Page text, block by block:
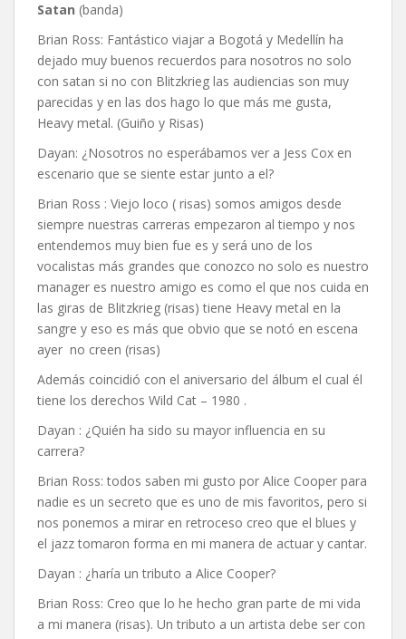
Satan (banda)
Brian Ross: Fantástico viajar a Bogotá y Medellín ha
dejado muy buenos recuerdos para nosotros no solo
con satan si no con Blitzkrieg las audiencias son muy
parecidas y en las dos hago lo que más me gusta,
Heavy metal. (Guiño y Risas)
Dayan: ¿Nosotros no esperábamos ver a Jess Cox en
escenario que se siente estar junto a el?
Brian Ross : Viejo loco ( risas) somos amigos desde
siempre nuestras carreras empezaron al tiempo y nos
entendemos muy bien fue es y será uno de los
vocalistas más grandes que conozco no solo es nuestro
manager es nuestro amigo es como el que nos cuida en
las giras de Blitzkrieg (risas) tiene Heavy metal en la
sangre y eso es más que obvio que se notó en escena
ayer no creen (risas)
Además coincidió con el aniversario del álbum el cual él
tiene los derechos Wild Cat – 1980 .
Dayan : ¿Quién ha sido su mayor influencia en su
carrera?
Brian Ross: todos saben mi gusto por Alice Cooper para
nadie es un secreto que es uno de mis favoritos, pero si
nos ponemos a mirar en retroceso creo que el blues y
el jazz tomaron forma en mi manera de actuar y cantar.
Dayan : ¿haría un tributo a Alice Cooper?
Brian Ross: Creo que lo he hecho gran parte de mi vida
a mi manera (risas). Un tributo a un artista debe ser con